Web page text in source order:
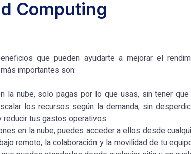
Computing
que pueden ayudarte a mejorar el
importantes son:
la nube, solo pagas por lo que usas, sin tener que
los recursos según la demanda, sin
tus gastos operativos.
en la nube, puedes acceder a ellos desde
remoto, la colaboración y la movilidad de tu